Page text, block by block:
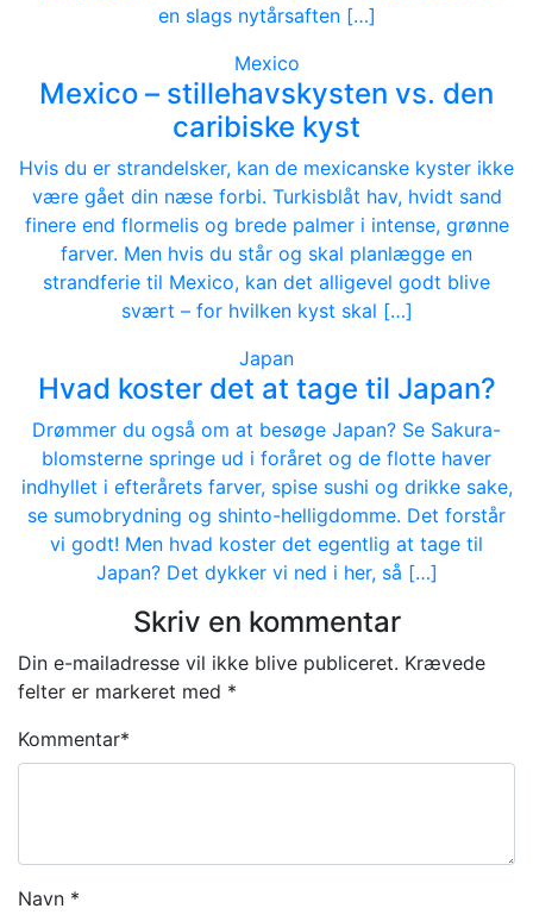
en slags nytårsaften […]
Mexico
Mexico – stillehavskysten vs. den
caribiske kyst
Hvis du er strandelsker, kan de mexicanske kyster ikke
være gået din næse forbi. Turkisblåt hav, hvidt sand
finere end flormelis og brede palmer i intense, grønne
farver. Men hvis du står og skal planlægge en
strandferie til Mexico, kan det alligevel godt blive
svært – for hvilken kyst skal […]
Japan
Hvad koster det at tage til Japan?
Drømmer du også om at besøge Japan? Se Sakura-
blomsterne springe ud i foråret og de flotte haver
indhyllet i efterårets farver, spise sushi og drikke sake,
se sumobrydning og shinto-helligdomme. Det forstår
vi godt! Men hvad koster det egentlig at tage til
Japan? Det dykker vi ned i her, så […]
Skriv en kommentar
Din e-mailadresse vil ikke blive publiceret. Krævede
felter er markeret med *
Kommentar*
Navn *